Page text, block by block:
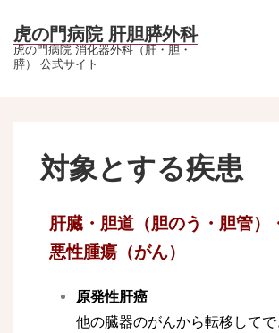
虎の門病院 肝胆膵外科
虎の門病院 消化器外科（肝・胆・
膵） 公式サイト
対象とする疾患
肝臓・胆道（胆のう・胆管）
悪性腫瘍（がん）
原発性肝癌
他の臓器のがんから転移して